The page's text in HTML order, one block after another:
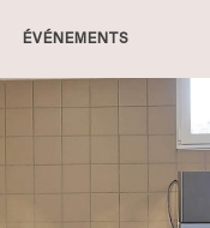
ÉVÉNEMENTS